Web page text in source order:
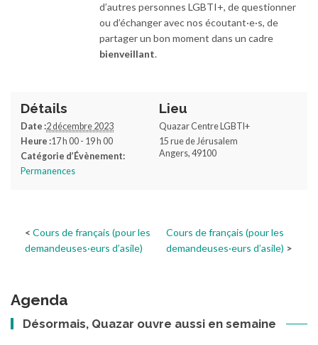
d’autres personnes LGBTI+, de questionner
ou d’échanger avec nos écoutant·e·s, de
partager un bon moment dans un cadre
bienveillant.
Détails
Date :2 décembre 2023
Heure :17 h 00 - 19 h 00
Catégorie d’Évènement:
Permanences
Lieu
Quazar Centre LGBTI+
15 rue de Jérusalem
Angers, 49100
Cours de français (pour les
demandeuses·eurs d’asile)
Cours de français (pour les
demandeuses·eurs d’asile)
Agenda
Désormais, Quazar ouvre aussi en semaine